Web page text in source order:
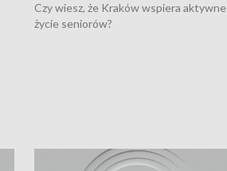
Czy wiesz, że Kraków wspiera aktywne
życie seniorów?